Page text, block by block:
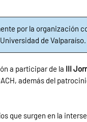
por la organización
de Valparaíso.
a participar de la III
además del
que surgen en la